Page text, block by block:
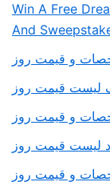
Win A Free
And
و قیمت روز
لیست قیمت روز
و قیمت روز
لیست قیمت روز
و قیمت روز